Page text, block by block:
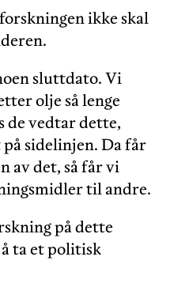
ikke skal
sluttdato. Vi
olje så lenge
de vedtar dette,
sidelinjen. Da får
av det, så får vi
til andre.
på dette
ta et politisk